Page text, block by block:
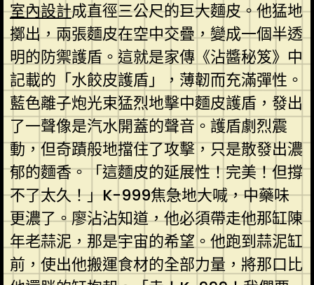
室內設計成直徑三公尺的巨大麵皮。他猛地
擲出，兩張麵皮在空中交疊，變成一個半透
明的防禦護盾。這就是家傳《沾醬秘笈》中
記載的「水餃皮護盾」，薄韌而充滿彈性。
藍色離子炮光束猛烈地擊中麵皮護盾，發出
了一聲像是汽水開蓋的聲音。護盾劇烈震
動，但奇蹟般地擋住了攻擊，只是散發出濃
郁的麵香。「這麵皮的延展性！完美！但撐
不了太久！」K-999焦急地大喊，中藥味
更濃了。廖沾沾知道，他必須帶走他那缸陳
年老蒜泥，那是宇宙的希望。他跑到蒜泥缸
前，使出他搬運食材的全部力量，將那口比